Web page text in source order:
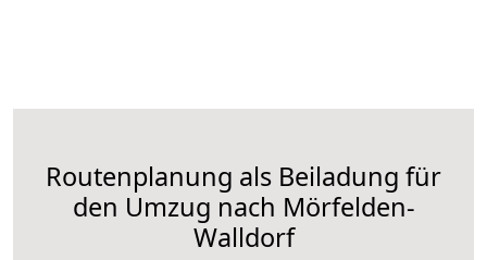
Routenplanung als Beiladung für
den Umzug nach Mörfelden-
Walldorf